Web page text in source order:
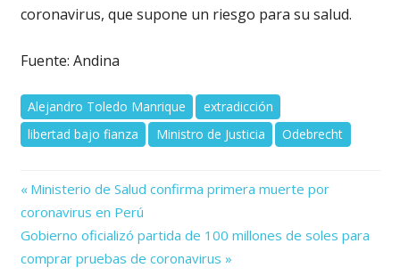
coronavirus, que supone un riesgo para su salud.
Fuente: Andina
Alejandro Toledo Manrique
extradicción
libertad bajo fianza
Ministro de Justicia Odebrecht
Navegación
de
entradas
Previous
Post:
Ministerio de Salud confirma primera muerte por
coronavirus en Perú
Next
Post:
Gobierno oficializó partida de 100 millones de soles para
comprar pruebas de coronavirus